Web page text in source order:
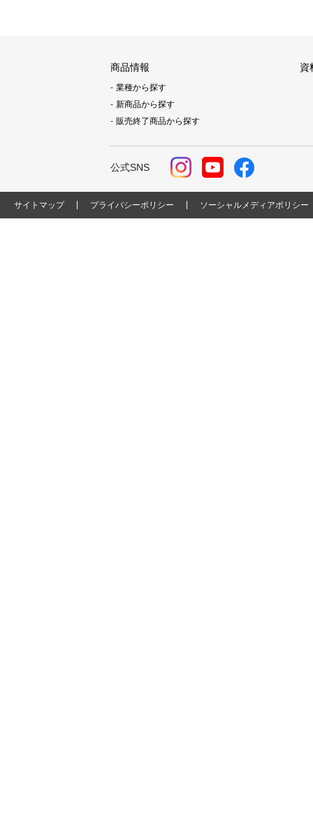
商品情報
業種から探す
新商品から探す
販売終了商品から探す
資
公式SNS
サイトマップ プライバシーポリシー ソーシャルメディアポリシー